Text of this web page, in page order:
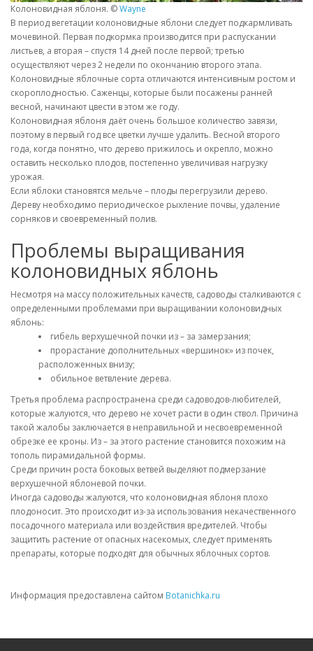
Колоновидная яблоня. ©Wayne
В период вегетации колоновидные яблони следует подкармливать
мочевиной. Первая подкормка производится при распускании
листьев, а вторая – спустя 14 дней после первой; третью
осуществляют через 2 недели по окончанию второго этапа.
Колоновидные яблочные сорта отличаются интенсивным ростом и
скороплодностью. Саженцы, которые были посажены ранней
весной, начинают цвести в этом же году.
Колоновидная яблоня даёт очень большое количество завязи,
поэтому в первый год все цветки лучше удалить. Весной второго
года, когда понятно, что дерево прижилось и окрепло, можно
оставить несколько плодов, постепенно увеличивая нагрузку
урожая.
Если яблоки становятся мельче – плоды перегрузили дерево.
Дереву необходимо периодическое рыхление почвы, удаление
сорняков и своевременный полив.
Проблемы выращивания
колоновидных яблонь
Несмотря на массу положительных качеств, садоводы сталкиваются с
определенными проблемами при выращивании колоновидных
яблонь:
гибель верхушечной почки из – за замерзания;
прорастание дополнительных «вершинок» из почек,
расположенных внизу;
обильное ветвление дерева.
Третья проблема распространена среди садоводов-любителей,
которые жалуются, что дерево не хочет расти в один ствол. Причина
такой жалобы заключается в неправильной и несвоевременной
обрезке ее кроны. Из – за этого растение становится похожим на
тополь пирамидальной формы.
Среди причин роста боковых ветвей выделяют подмерзание
верхушечной яблоневой почки.
Иногда садоводы жалуются, что колоновидная яблоня плохо
плодоносит. Это происходит из-за использования некачественного
посадочного материала или воздействия вредителей. Чтобы
защитить растение от опасных насекомых, следует применять
препараты, которые подходят для обычных яблочных сортов.
Информация предоставлена сайтом Botanichka.ru